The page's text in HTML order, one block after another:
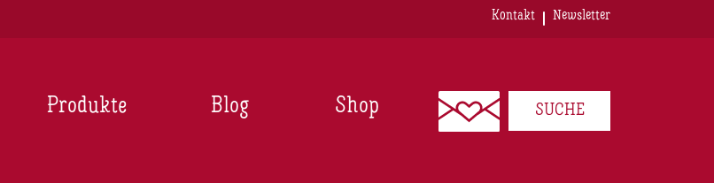
Kontakt Newsletter
Produkte Blog Shop SUCHE